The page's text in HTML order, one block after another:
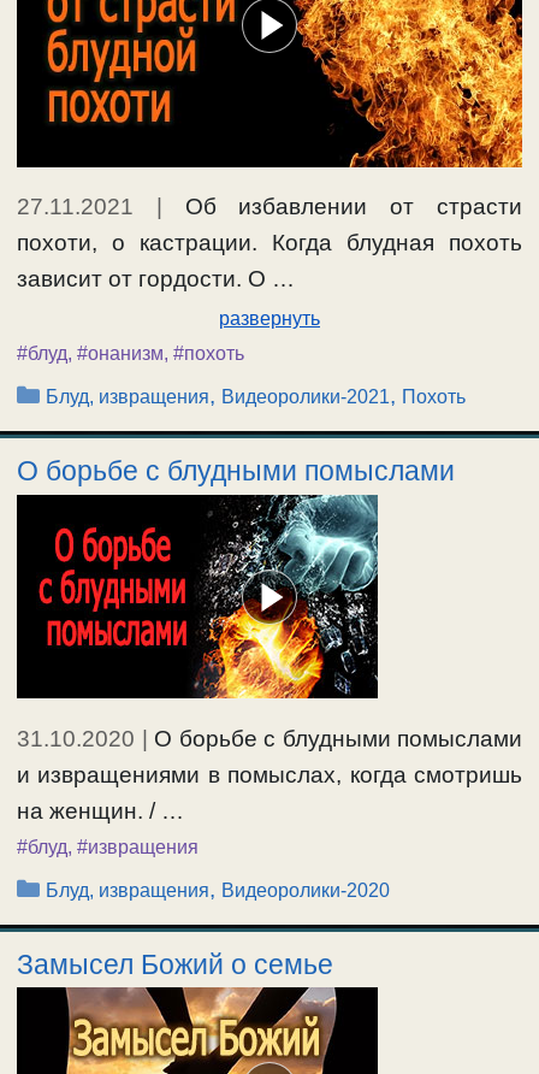
27.11.2021
Об избавлении от страсти
похоти, о кастрации. Когда блудная похоть
зависит от гордости. О …
развернуть
#блуд, #онанизм, #похоть
Рубрики
Блуд, извращения, Видеоролики-2021, Похоть
О борьбе с блудными помыслами
31.10.2020 | О борьбе с блудными помыслами
и извращениями в помыслах, когда смотришь
на женщин. / …
#блуд, #извращения
Рубрики
Блуд, извращения, Видеоролики-2020
Замысел Божий о семье